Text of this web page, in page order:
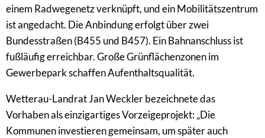
einem Radwegenetz verknüpft, und ein Mobilitätszentrum
ist angedacht. Die Anbindung erfolgt über zwei
Bundesstraßen (B455 und B457). Ein Bahnanschluss ist
fußläufig erreichbar. Große Grünflächenzonen im
Gewerbepark schaffen Aufenthaltsqualität.
Wetterau-Landrat Jan Weckler bezeichnete das
Vorhaben als einzigartiges Vorzeigeprojekt: „Die
Kommunen investieren gemeinsam, um später auch